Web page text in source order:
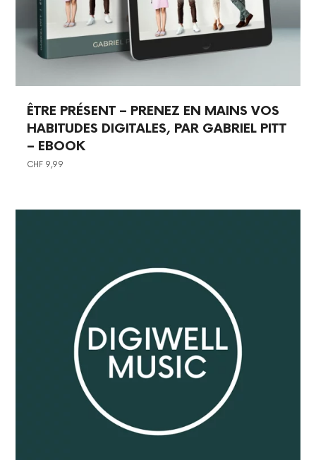
ÊTRE PRÉSENT – PRENEZ EN MAINS VOS
HABITUDES DIGITALES, PAR GABRIEL PITT
– EBOOK
CHF 9,99